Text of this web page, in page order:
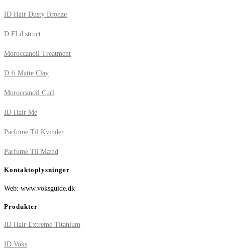
ID Hair Dusty Bronze
D:FI d:struct
Moroccanoil Treatment
D:fi Matte Clay
Moroccanoil Curl
ID Hair Me
Parfume Til Kvinder
Parfume Til Mænd
Kontaktoplysninger
Web: www.voksguide.dk
Produkter
ID Hair Extreme Titanium
ID Voks